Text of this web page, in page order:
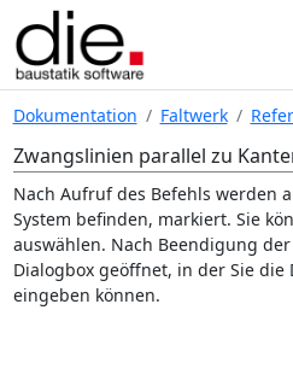
Dokumentation Faltwerk
Zwangslinien parallel zu
Nach Aufruf des Befehls werden
System befinden, markiert. Sie
auswählen. Nach Beendigung
Dialogbox geöffnet, in der Sie die
eingeben können.